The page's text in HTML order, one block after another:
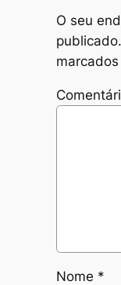
O seu
publicado.
Nome *